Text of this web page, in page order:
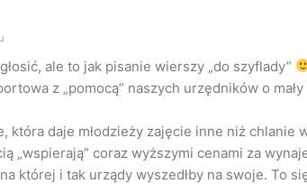
ale to jak pisanie wierszy „do szyflady”
z „pomocą” naszych urzędników o
która daje młodzieży zajęcie inne niż chlanie
„wspierają” coraz wyższymi cenami za
której i tak urządy wyszedłby na swoje. To